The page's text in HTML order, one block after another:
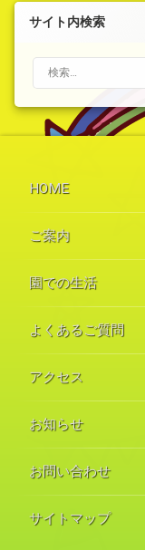
サイト内検索
検索:
HOME
ご案内
園での生活
よくあるご質問
アクセス
お知らせ
お問い合わせ
サイトマップ